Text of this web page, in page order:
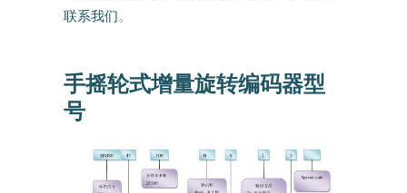
联系我们。
手摇轮式增量旋转编码器型
号